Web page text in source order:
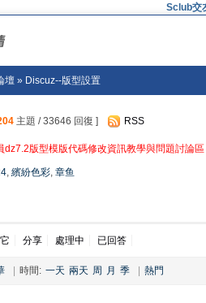
Sclub交
壇» Discuz--版型設置
主題 / 33646 回復 ] RSS
dz7.2版型模版代碼修改資訊教學與問題討論區
, 繽紛色彩, 章鱼
分享 處理中 已回答
時間: 一天 兩天 周 月 季 熱門